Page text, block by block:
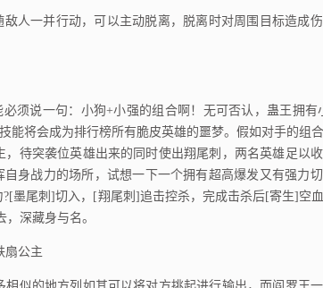
一并行动，可以主动脱离，脱离时对周围目标造成伤
说一句：小狗+小强的组合啊！无可否认，蛊王拥有
能将会成为排行榜所有脆皮英雄的噩梦。假如对手的组
待突袭位英雄出来的同时使出翔尾刺，两名英雄足以
身战力的场所，试想一下一个拥有超高爆发又有强力
墨尾刺]切入，[翔尾刺]追击控杀，完成击杀后[寄生]空
深藏身与名。
扇公主